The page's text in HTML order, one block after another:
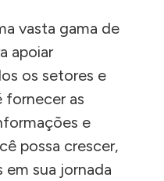
vasta gama de
apoiar
os setores e
fornecer as
e
possa crescer,
em sua jornada